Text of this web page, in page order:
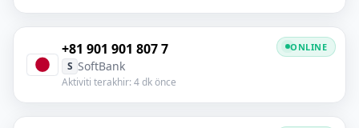
+81 901 901 807 7
S SoftBank
Aktiviti terakhir: 4 dk önce
ONLINE